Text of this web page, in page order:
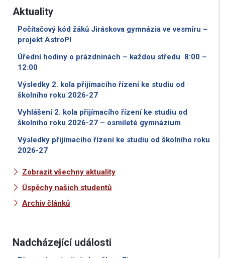
Aktuality
Počítačový kód žáků Jiráskova gymnázia ve vesmíru –
projekt AstroPI
Úřední hodiny o prázdninách – každou středu 8:00 –
12:00
Výsledky 2. kola přijímacího řízení ke studiu od
školního roku 2026-27
Vyhlášení 2. kola přijímacího řízení ke studiu od
školního roku 2026-27 – osmileté gymnázium
Výsledky přijímacího řízení ke studiu od školního roku
2026-27
Zobrazit všechny aktuality
Úspěchy našich studentů
Archiv článků
Nadcházející události